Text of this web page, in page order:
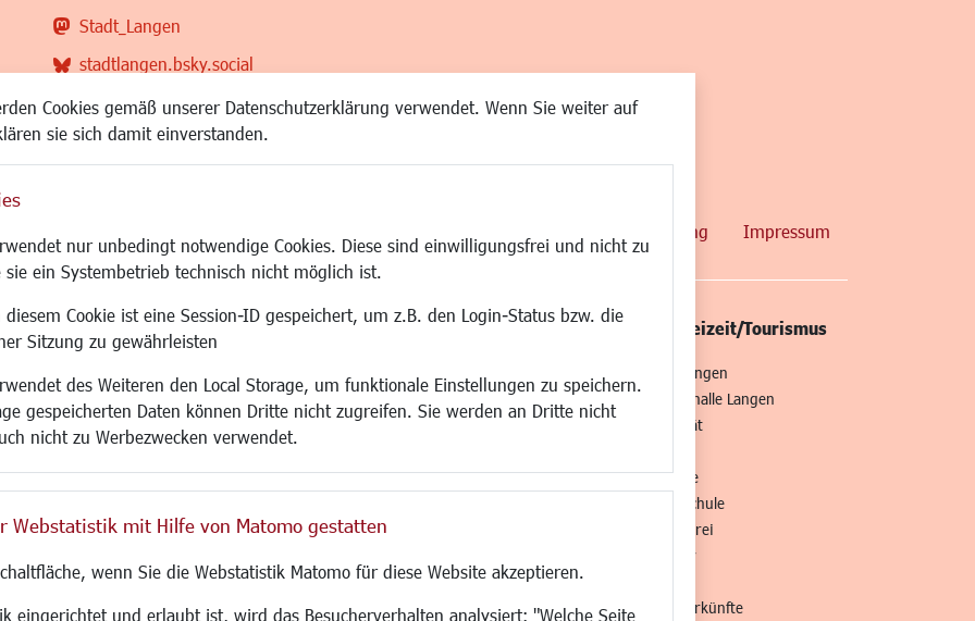
Cookies gemäß unserer Datenschutzerklärung verwendet. Wenn Sie weiter auf
sie sich damit einverstanden.
nur unbedingt notwendige Cookies. Diese sind einwilligungsfrei und nicht zu
ein Systembetrieb technisch nicht möglich ist.
diesem Cookie ist eine Session-ID gespeichert, um z.B. den Login-Status bzw. die
Sitzung zu gewährleisten
des Weiteren den Local Storage, um funktionale Einstellungen zu speichern.
gespeicherten Daten können Dritte nicht zugreifen. Sie werden an Dritte nicht
nicht zu Werbezwecken verwendet.
Webstatistik mit Hilfe von Matomo gestatten
wenn Sie die Webstatistik Matomo für diese Website akzeptieren.
eingerichtet und erlaubt ist, wird das Besucherverhalten analysiert: "Welche Seite
Stadt_Langen
stadtlangen.bsky.social
RSS-Feed
Datenschutzerklärung Impressum
Immobilien
Familie/Soziales
Kinderbetreuung
Kinder und Jugend
Institutionen für Familien
Senioren/Haltestelle
Schule
Demokratie leben
Ukrainehilfe
Bauen/Umwelt/Mobilität
Bebauungsplanung
Umwelt/Klima/Abfall
Aktuelle Baustellen
CINDY S
Kultur/Freizeit/Tourismus
Veranstaltungen
Neue Stadthalle Langen
Stadtporträt
Musikschule
Volkshochschule
Stadtbücherei
Stadtarchiv
Hotels/Unterkünfte